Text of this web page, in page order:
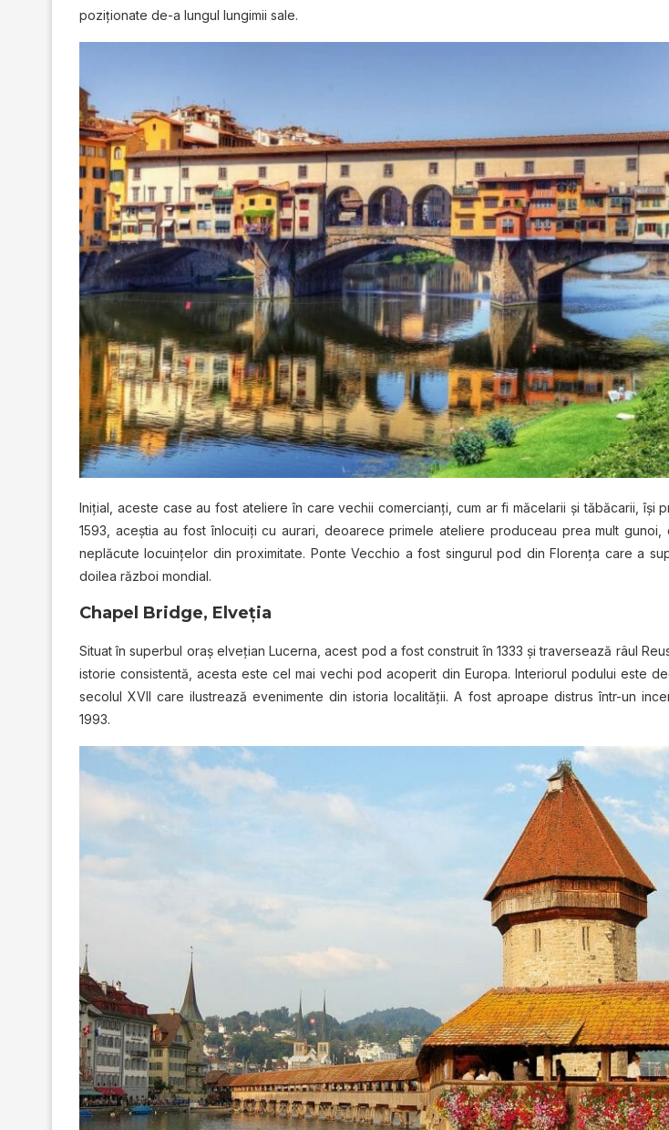
poziţionate de-a lungul lungimii sale.
Iniţial, aceste case au fost ateliere în care vechii comercianţi, cum ar fi măcelarii şi tăbăcarii, îşi
1593, aceştia au fost înlocuiţi cu aurari, deoarece primele ateliere produceau prea mult gunoi,
neplăcute locuinţelor din proximitate. Ponte Vecchio a fost singurul pod din Florenţa care a
doilea război mondial.
Chapel Bridge, Elveţia
Situat în superbul oraş elveţian Lucerna, acest pod a fost construit în 1333 şi traversează râul
istorie consistentă, acesta este cel mai vechi pod acoperit din Europa. Interiorul podului este
secolul XVII care ilustrează evenimente din istoria localităţii. A fost aproape distrus într-un
1993.